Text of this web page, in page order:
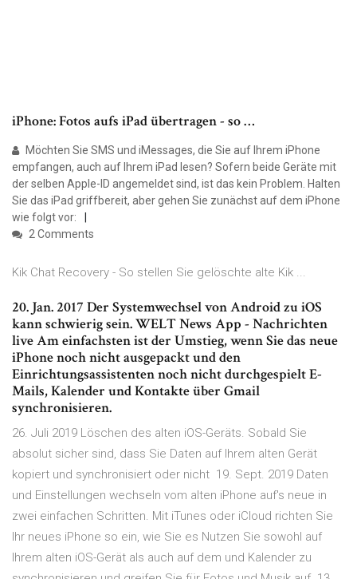
iPhone: Fotos aufs iPad übertragen - so …
Möchten Sie SMS und iMessages, die Sie auf Ihrem iPhone
empfangen, auch auf Ihrem iPad lesen? Sofern beide Geräte mit
der selben Apple-ID angemeldet sind, ist das kein Problem. Halten
Sie das iPad griffbereit, aber gehen Sie zunächst auf dem iPhone
wie folgt vor:
2 Comments
Kik Chat Recovery - So stellen Sie gelöschte alte Kik ...
20. Jan. 2017 Der Systemwechsel von Android zu iOS
kann schwierig sein. WELT News App - Nachrichten
live Am einfachsten ist der Umstieg, wenn Sie das neue
iPhone noch nicht ausgepackt und den
Einrichtungsassistenten noch nicht durchgespielt E-
Mails, Kalender und Kontakte über Gmail
synchronisieren.
26. Juli 2019 Löschen des alten iOS-Geräts. Sobald Sie
absolut sicher sind, dass Sie Daten auf Ihrem alten Gerät
kopiert und synchronisiert oder nicht 19. Sept. 2019 Daten
und Einstellungen wechseln vom alten iPhone auf's neue in
zwei einfachen Schritten. Mit iTunes oder iCloud richten Sie
Ihr neues iPhone so ein, wie Sie es Nutzen Sie sowohl auf
Ihrem alten iOS-Gerät als auch auf dem und Kalender zu